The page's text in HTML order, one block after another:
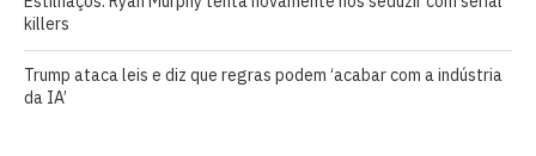
killers
Trump ataca leis e diz que regras podem ‘acabar com a indústria
da IA’